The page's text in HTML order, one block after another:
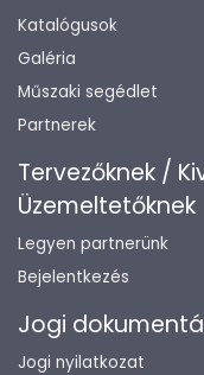
Katalógusok
Galéria
Műszaki segédlet
Partnerek
Tervezőknek /
Üzemeltetőknek
Legyen partnerünk
Bejelentkezés
Jogi
Jogi nyilatkozat